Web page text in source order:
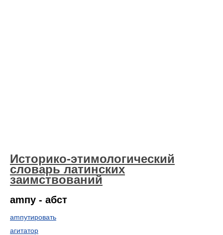
Историко-этимологический
словарь латинских
заимствований
amпу - абст
amпутировать
aгитатop